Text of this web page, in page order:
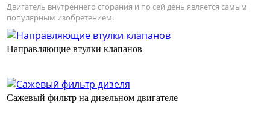
Двигатель внутреннего сгорания и по сей день является самым
популярным изобретением.
Направляющие втулки клапанов
Сажевый фильтр на дизельном двигателе